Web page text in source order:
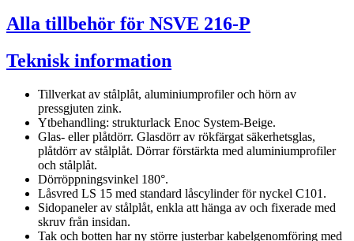
Alla tillbehör för NSVE 216-P
Teknisk information
Tillverkat av stålplåt, aluminiumprofiler och hörn av
pressgjuten zink.
Ytbehandling: strukturlack Enoc System-Beige.
Glas- eller plåtdörr. Glasdörr av rökfärgat säkerhetsglas,
plåtdörr av stålplåt. Dörrar förstärkta med aluminiumprofiler
och stålplåt.
Dörröppningsvinkel 180°.
Låsvred LS 15 med standard låscylinder för nyckel C101.
Sidopaneler av stålplåt, enkla att hänga av och fixerade med
skruv från insidan.
Tak och botten har ny större justerbar kabelgenomföring med